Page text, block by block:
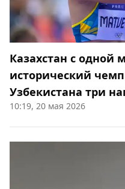
Казахстан с
исторический
Узбекистана три
10:19, 20 мая 2026